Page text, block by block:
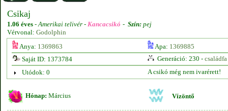
Csikaj
1.06 éves -Amerikai telivér - Kancacsikó - Szín: pej
Vérvonal: Godolphin
Anya: 1369863 Apa: 1369885
Saját ID: 1373784
Generáció: 230 - családfa
Utódok: 0
A csikó még nem ivarérett!
Hónap: Március Vízöntő